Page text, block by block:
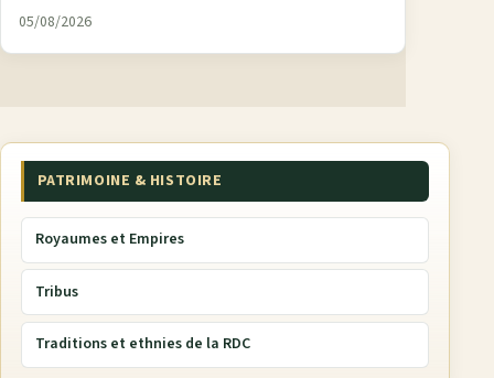
05/08/2026
PATRIMOINE & HISTOIRE
Royaumes et Empires
Tribus
Traditions et ethnies de la RDC